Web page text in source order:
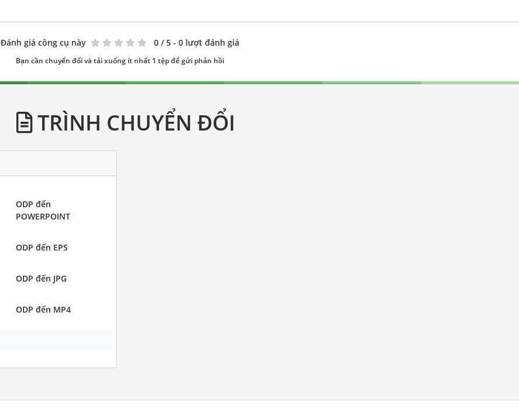
Đánh giá công cụ này 0 / 5 - 0 lượt đánh giá
Bạn cần chuyển đổi và tải xuống ít nhất 1 tệp để gửi phản hồi
TRÌNH CHUYỂN ĐỔI
ODP đến
POWERPOINT
ODP đến EPS
ODP đến JPG
ODP đến MP4